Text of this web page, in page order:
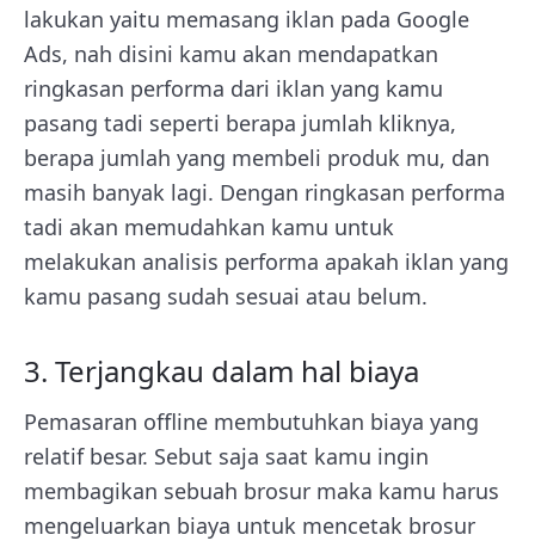
lakukan yaitu memasang iklan pada Google
Ads, nah disini kamu akan mendapatkan
ringkasan performa dari iklan yang kamu
pasang tadi seperti berapa jumlah kliknya,
berapa jumlah yang membeli produk mu, dan
masih banyak lagi. Dengan ringkasan performa
tadi akan memudahkan kamu untuk
melakukan analisis performa apakah iklan yang
kamu pasang sudah sesuai atau belum.
3. Terjangkau dalam hal biaya
Pemasaran offline membutuhkan biaya yang
relatif besar. Sebut saja saat kamu ingin
membagikan sebuah brosur maka kamu harus
mengeluarkan biaya untuk mencetak brosur